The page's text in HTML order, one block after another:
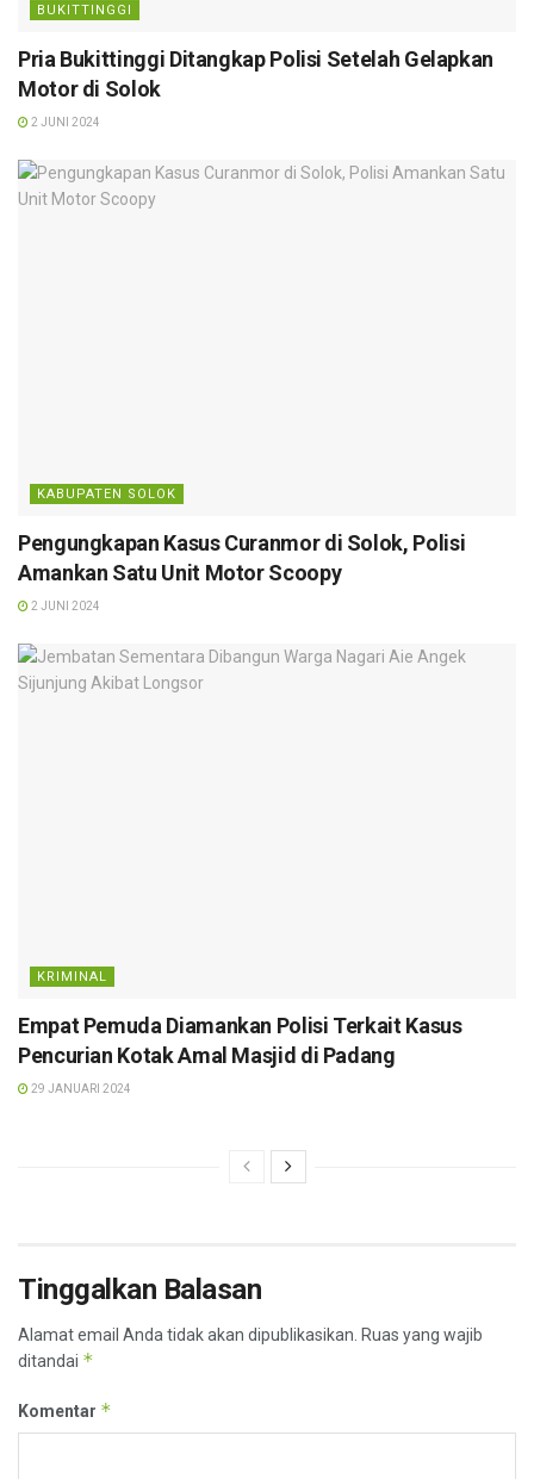
BUKITTINGGI
Pria Bukittinggi Ditangkap Polisi Setelah Gelapkan
Motor di Solok
2 JUNI 2024
KABUPATEN SOLOK
Pengungkapan Kasus Curanmor di Solok, Polisi
Amankan Satu Unit Motor Scoopy
2 JUNI 2024
KRIMINAL
Empat Pemuda Diamankan Polisi Terkait Kasus
Pencurian Kotak Amal Masjid di Padang
29 JANUARI 2024
Tinggalkan Balasan
Alamat email Anda tidak akan dipublikasikan. Ruas yang wajib
ditandai *
Komentar *